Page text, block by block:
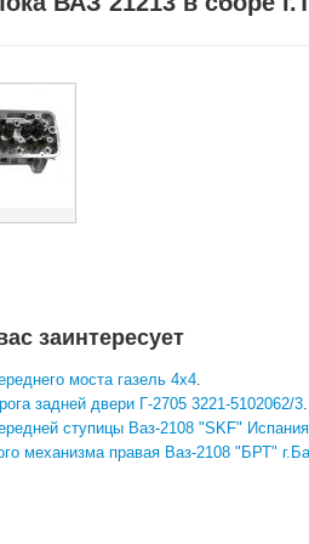
заинтересует
моста газель 4х4.
задней двери Г-2705 3221-5102062/3.
ступицы Ваз-2108 "SKF" Испания
механизма правая Ваз-2108 "БРТ"